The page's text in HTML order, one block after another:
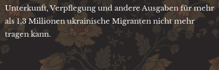
Unterkunft, Verpflegung und andere Ausgaben für mehr
als 1,3 Millionen ukrainische Migranten nicht mehr
tragen kann.